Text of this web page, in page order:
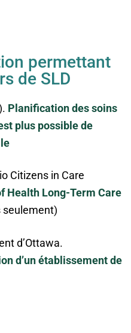
permettant
de SLD
Planification des soins
plus possible de
Citizens in Care
Health Long-Term Care
seulement)
d’Ottawa.
d’un établissement de